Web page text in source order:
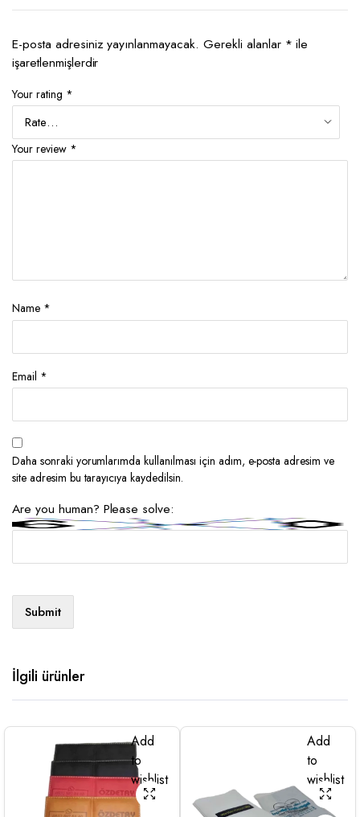
E-posta adresiniz yayınlanmayacak. Gerekli alanlar * ile
işaretlenmişlerdir
Your rating *
Your review *
Name *
Email *
Daha sonraki yorumlarımda kullanılması için adım, e-posta adresim ve
site adresim bu tarayıcıya kaydedilsin.
Are you human? Please solve:
İlgili ürünler
Add
to
wishlist
Add
to
wishlist